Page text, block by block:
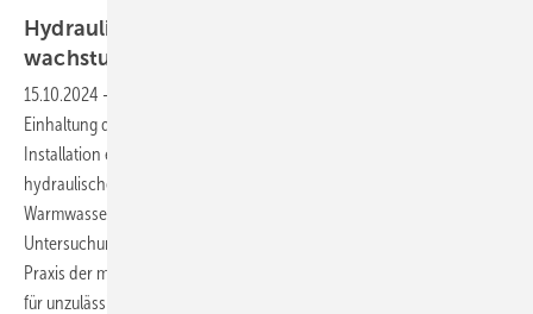
Hydraulischer Abgleich beugt Legionellen­
wachstum
15.10.2024 -
Einhaltung der hygienischen Anforderungen in der Trinkwasser-
Installation eine Grundvoraussetzung. Gleichzeitig ist durch den
hydraulischen Abgleich sicherzustellen, dass alle Stränge einer
Warmwasserinstallation ausreichend versorgt werden.
Untersuchungen der letzten zehn Jahre zeigen allerdings, dass in der
Praxis der mangelhafte hydraulische Abgleich die häufigste Ursache
für unzulässiges Legionellenwachstum in zentralen Systemen ist. Mit